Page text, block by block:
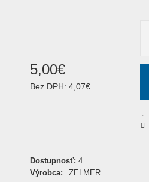
5,00€
Bez DPH: 4,07€
Dostupnosť: 4
Výrobca:
ZELMER